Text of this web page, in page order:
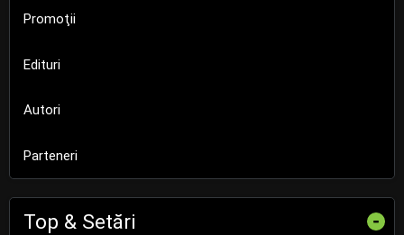
Promoţii
Edituri
Autori
Parteneri
Top & Setări -